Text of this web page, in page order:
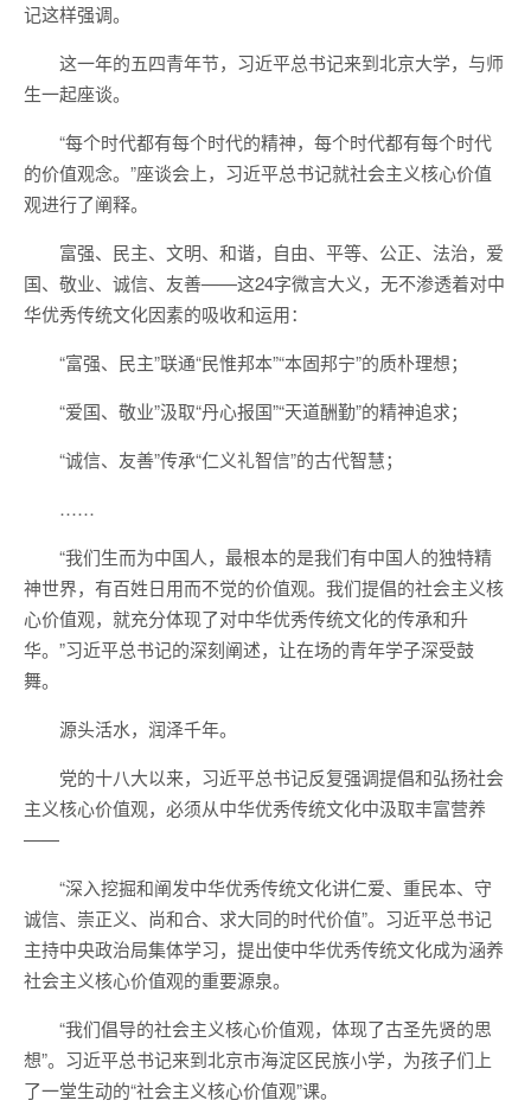
记这样强调。
这一年的五四青年节，习近平总书记来到北京大学，与师
生一起座谈。
“每个时代都有每个时代的精神，每个时代都有每个时代
的价值观念。”座谈会上，习近平总书记就社会主义核心价值
观进行了阐释。
富强、民主、文明、和谐，自由、平等、公正、法治，爱
国、敬业、诚信、友善——这24字微言大义，无不渗透着对中
华优秀传统文化因素的吸收和运用：
“富强、民主”联通“民惟邦本”“本固邦宁”的质朴理想；
“爱国、敬业”汲取“丹心报国”“天道酬勤”的精神追求；
“诚信、友善”传承“仁义礼智信”的古代智慧；
……
“我们生而为中国人，最根本的是我们有中国人的独特精
神世界，有百姓日用而不觉的价值观。我们提倡的社会主义核
心价值观，就充分体现了对中华优秀传统文化的传承和升
华。”习近平总书记的深刻阐述，让在场的青年学子深受鼓
舞。
源头活水，润泽千年。
党的十八大以来，习近平总书记反复强调提倡和弘扬社会
主义核心价值观，必须从中华优秀传统文化中汲取丰富营养
——
“深入挖掘和阐发中华优秀传统文化讲仁爱、重民本、守
诚信、崇正义、尚和合、求大同的时代价值”。习近平总书记
主持中央政治局集体学习，提出使中华优秀传统文化成为涵养
社会主义核心价值观的重要源泉。
“我们倡导的社会主义核心价值观，体现了古圣先贤的思
想”。习近平总书记来到北京市海淀区民族小学，为孩子们上
了一堂生动的“社会主义核心价值观”课。